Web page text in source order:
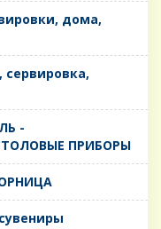
дома,
сервировка,
-
ПРИБОРЫ